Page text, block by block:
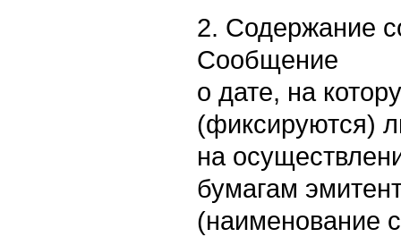
2. Содержание
Сообщение
о дате, на
(фиксируются)
на
бумагам
(наименование